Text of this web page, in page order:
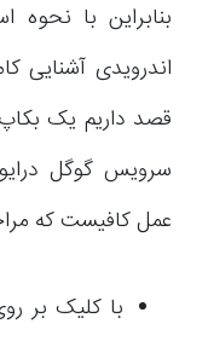
بنابراین با نحوه
اندرویدی آشنایی
قصد داریم یک
سرویس گوگل
عمل کافیست که
با کلیک بر